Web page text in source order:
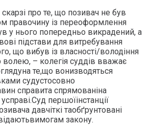
про те, що позивач не був
правочину із переоформлення
у нього попередньо викрадений, а
підстави для витребування
що вибув із власності/володіння
волею, – колегія суддів вважає
те,що вонизводяться
судустосовно
справита спрямованіна
першоїінстанції
давчіткі таобґрунтовані
закону.